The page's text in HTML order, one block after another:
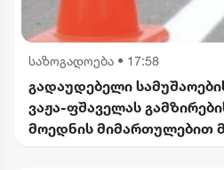
საზოგადოება • 17:58
გადაუდებელი
ვაჟა-ფშაველას
მოედნის მიმართულებით